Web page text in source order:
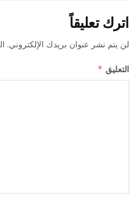
اترك تعليقاً
لن يتم نشر عنوان بريدك الإلكتروني.
التعليق*